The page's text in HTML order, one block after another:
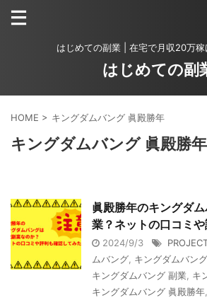
はじめての副業 | 在宅で月収20万
はじめての副
HOME > キングダムバング 眞殿勝年
キングダムバング 眞殿勝年
眞殿勝年のキングダ
業？ネットの口コミや
2024/9/3
ムバング キングダムバン
キングダムバング 副業
キ
キングダムバング 眞殿勝年